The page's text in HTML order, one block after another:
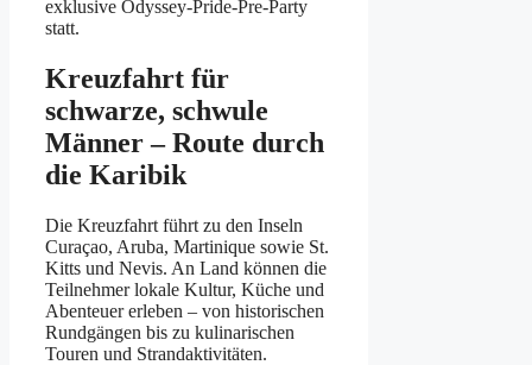
exklusive Odyssey-Pride-Pre-Party
statt.
Kreuzfahrt für
schwarze, schwule
Männer – Route durch
die Karibik
Die Kreuzfahrt führt zu den Inseln
Curaçao, Aruba, Martinique sowie St.
Kitts und Nevis. An Land können die
Teilnehmer lokale Kultur, Küche und
Abenteuer erleben – von historischen
Rundgängen bis zu kulinarischen
Touren und Strandaktivitäten.